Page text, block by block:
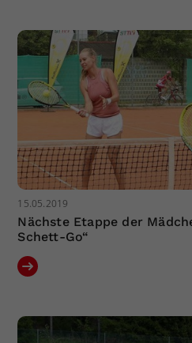
15.05.2019
Nächste Etappe der
Schett-Go“